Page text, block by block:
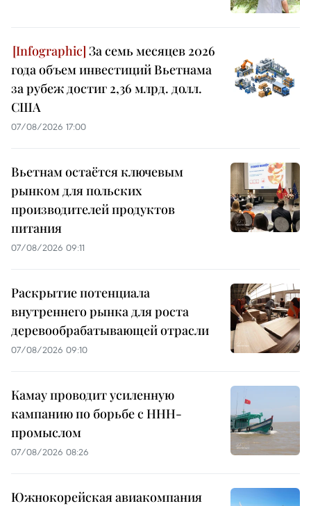
За семь месяцев 2026
года объем инвестиций Вьетнама
за рубеж достиг 2,36 млрд. долл.
США
07/08/2026 17:00
Вьетнам остаётся ключевым
рынком для польских
производителей продуктов
питания
07/08/2026 09:11
Раскрытие потенциала
внутреннего рынка для роста
деревообрабатывающей отрасли
07/08/2026 09:10
Камау проводит усиленную
кампанию по борьбе с ННН-
промыслом
07/08/2026 08:26
Южнокорейская авиакомпания